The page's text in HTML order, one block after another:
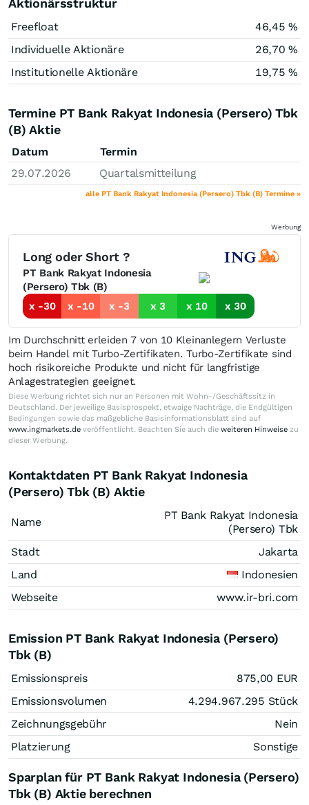
Freefloat
46,45 %
Individuelle Aktionäre
26,70 %
Institutionelle Aktionäre
19,75 %
Termine PT Bank Rakyat Indonesia (Persero) Tbk
(B) Aktie
Datum
Termin
29.07.2026
Quartalsmitteilung
alle PT Bank Rakyat Indonesia (Persero) Tbk (B) Termine »
Werbung
Long oder Short ?
PT Bank Rakyat Indonesia
(Persero) Tbk (B)
x -30
x -10 x -3 x 3 x 10 x 30
Im Durchschnitt erleiden 7 von 10 Kleinanlegern Verluste
beim Handel mit Turbo-Zertifikaten. Turbo-Zertifikate sind
hoch risikoreiche Produkte und nicht für langfristige
Anlagestrategien geeignet.
Diese Werbung richtet sich nur an Personen mit Wohn-/Geschäftssitz in
Deutschland. Der jeweilige Basisprospekt, etwaige Nachträge, die Endgültigen
Bedingungen sowie das maßgebliche Basisinformationsblatt sind auf
www.ingmarkets.de veröffentlicht. Beachten Sie auch die weiteren Hinweise zu
dieser Werbung.
Kontaktdaten PT Bank Rakyat Indonesia
(Persero) Tbk (B) Aktie
Name
PT Bank Rakyat Indonesia
(Persero) Tbk
Stadt
Jakarta
Land
Indonesien
Webseite
www.ir-bri.com
Emission PT Bank Rakyat Indonesia (Persero)
Tbk (B)
Emissionspreis 875,00 EUR
Emissionsvolumen
4.294.967.295 Stück
Zeichnungsgebühr
Nein
Platzierung
Sonstige
Sparplan für PT Bank Rakyat Indonesia (Persero)
Tbk (B) Aktie berechnen